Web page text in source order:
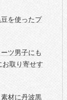
を使ったプ
ツ男子にも
お取り寄せす
材に丹波黒